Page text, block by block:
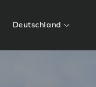
Deutschland